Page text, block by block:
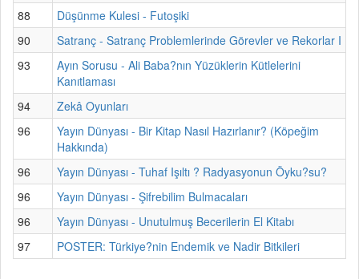
88
Düşünme Kulesi - Futoşiki
90
Satranç - Satranç Problemlerinde Görevler ve Rekorlar I
93
Ayın Sorusu - Ali Baba?nın Yüzüklerin Kütlelerini
Kanıtlaması
94
Zekâ Oyunları
96
Yayın Dünyası - Bir Kitap Nasıl Hazırlanır? (Köpeğim
Hakkında)
96
Yayın Dünyası - Tuhaf Işıltı ? Radyasyonun Öyku?su?
96
Yayın Dünyası - Şifrebilim Bulmacaları
96
Yayın Dünyası - Unutulmuş Becerilerin El Kitabı
97
POSTER: Türkiye?nin Endemik ve Nadir Bitkileri